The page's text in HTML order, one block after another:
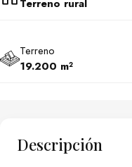
Terreno rural
Terreno
19.200 m²
Descripción